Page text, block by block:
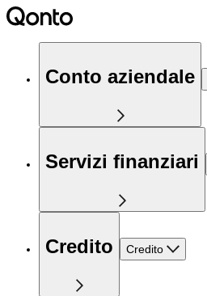
Conto aziendale
Servizi finanziari
Credito Credito